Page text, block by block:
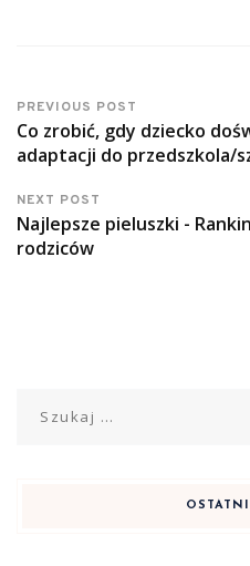
PREVIOUS POST
Co zrobić, gdy dziecko
adaptacji do przedszkola/
NEXT POST
Najlepsze pieluszki -
rodziców